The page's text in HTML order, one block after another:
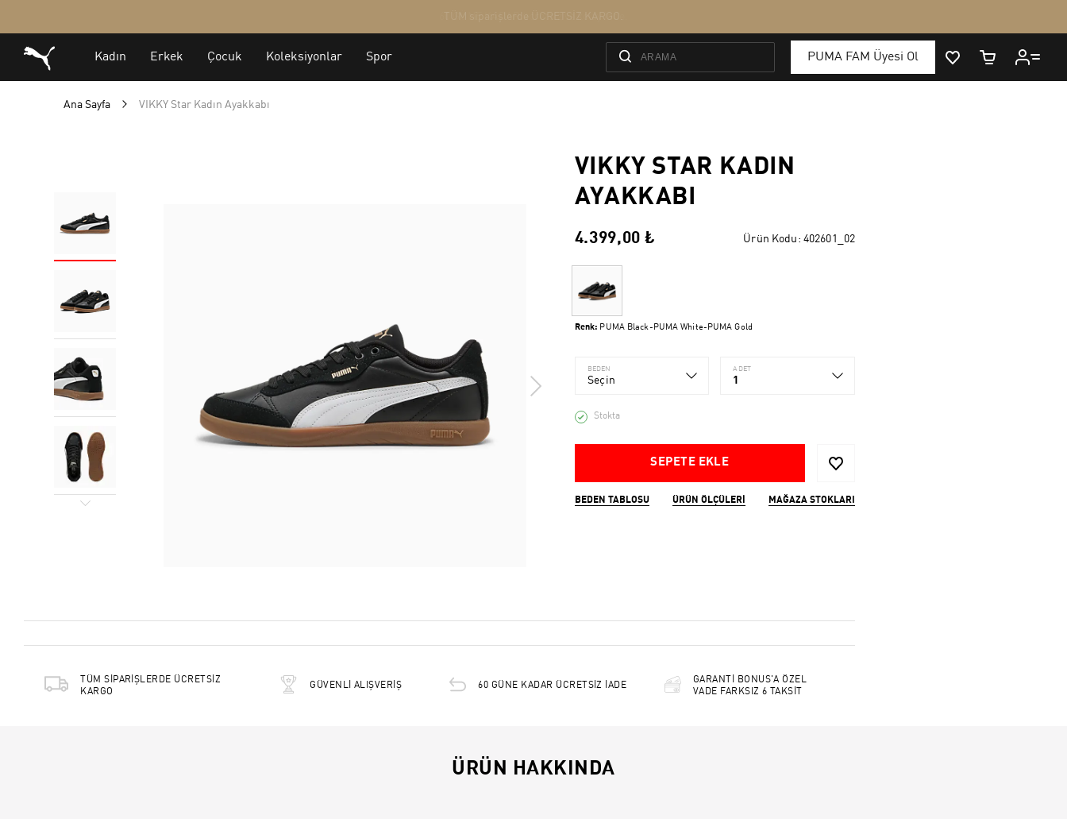
Ana Sayfa VIKKY Star Kadın Ayakkabı
VIKKY STAR KADIN
AYAKKABI
4.399,00 ₺ Ürün Kodu: 402601_02
Renk: PUMA Black-PUMA White-PUMA Gold
BEDEN
Seçin
ADET
1
Stokta
SEPETE EKLE
BEDEN TABLOSU ÜRÜN ÖLÇÜLERI MAĞAZA STOKLARI
TÜM SİPARİŞLERDE ÜCRETSİZ
KARGO
GÜVENLİ ALIŞVERİŞ 60 GÜNE KADAR ÜCRETSİZ İADE
GARANTİ BONUS'A ÖZEL
VADE FARKSIZ 6 TAKSİT
ÜRÜN HAKKINDA